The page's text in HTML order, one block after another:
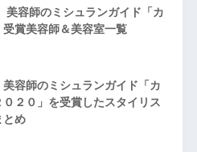
美容師のミシュランガイド「カ
受賞美容師＆美容室一覧
美容師のミシュランガイド「カ
０２０」を受賞したスタイリス
とめ